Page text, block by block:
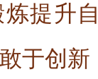
提升
于创